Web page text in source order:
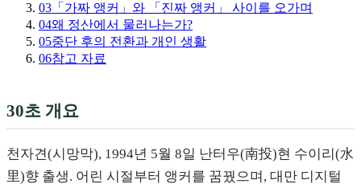
03 「가짜 앵커」와 「진짜 앵커」 사이를 오가며
04왜 정산에서 물러나는가?
05중단 후의 전환과 개인 생활
06참고 자료
30초 개요
천자견(시망막), 1994년 5월 8일 난터우(南投)현 수이리(水
里)향 출생. 어린 시절부터 앵커를 꿈꿨으며, 대만 디지털